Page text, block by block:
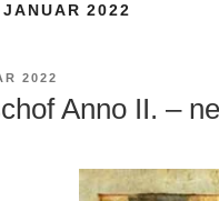
JANUAR 2022
2022
Anno II. –